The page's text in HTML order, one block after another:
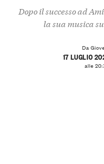
Dopo il successo ad
la sua musica
Da
17 LUGLIO
alle